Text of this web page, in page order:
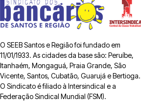
O SEEB Santos e Região foi fundado em
11/01/1933. As cidades da base são: Peruíbe,
Itanhaém, Mongaguá, Praia Grande, São
Vicente, Santos, Cubatão, Guarujá e Bertioga.
O Sindicato é filiado à Intersindical e a
Federação Sindical Mundial (FSM).